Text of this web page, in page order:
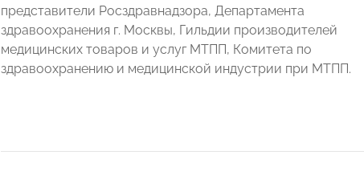
представители Росздравнадзора, Департамента
здравоохранения г. Москвы, Гильдии производителей
медицинских товаров и услуг МТПП, Комитета по
здравоохранению и медицинской индустрии при МТПП.